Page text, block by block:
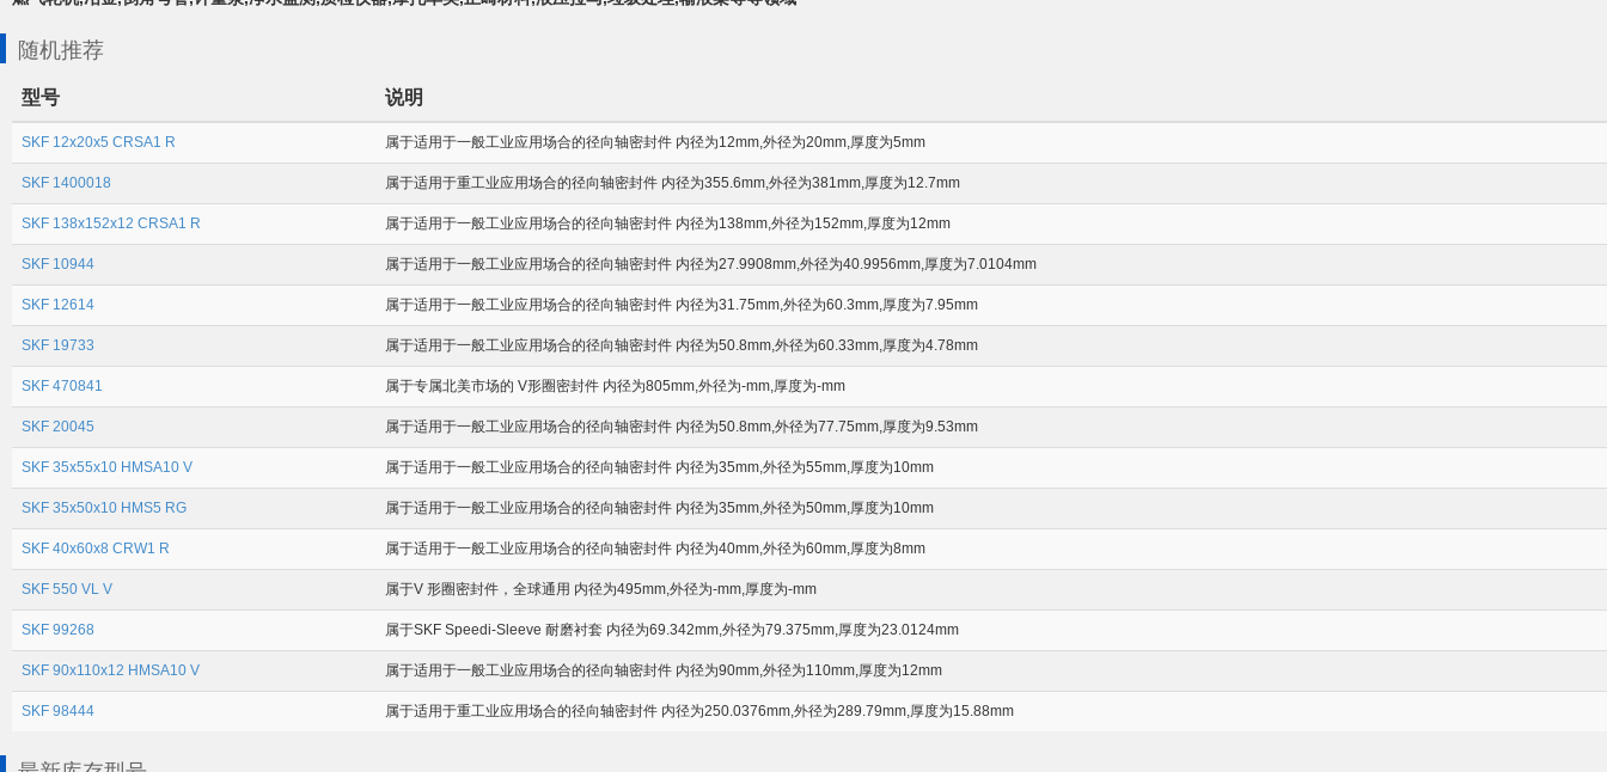
随机推荐
型号 说明
SKF 12x20x5 CRSA1 R 属于适用于一般工业应用场合的径向轴密封件 内径为12mm,外径为20mm,厚度为5mm
SKF 1400018 属于适用于重工业应用场合的径向轴密封件 内径为355.6mm,外径为381mm,厚度为12.7mm
SKF 138x152x12 CRSA1 R 属于适用于一般工业应用场合的径向轴密封件 内径为138mm,外径为152mm,厚度为12mm
SKF 10944 属于适用于一般工业应用场合的径向轴密封件 内径为27.9908mm,外径为40.9956mm,厚度为7.0104mm
SKF 12614 属于适用于一般工业应用场合的径向轴密封件 内径为31.75mm,外径为60.3mm,厚度为7.95mm
SKF 19733 属于适用于一般工业应用场合的径向轴密封件 内径为50.8mm,外径为60.33mm,厚度为4.78mm
SKF 470841 属于专属北美市场的 V形圈密封件 内径为805mm,外径为-mm,厚度为-mm
SKF 20045 属于适用于一般工业应用场合的径向轴密封件 内径为50.8mm,外径为77.75mm,厚度为9.53mm
SKF 35x55x10 HMSA10 V 属于适用于一般工业应用场合的径向轴密封件 内径为35mm,外径为55mm,厚度为10mm
SKF 35x50x10 HMS5 RG 属于适用于一般工业应用场合的径向轴密封件 内径为35mm,外径为50mm,厚度为10mm
SKF 40x60x8 CRW1 R 属于适用于一般工业应用场合的径向轴密封件 内径为40mm,外径为60mm,厚度为8mm
SKF 550 VL V 属于V 形圈密封件，全球通用 内径为495mm,外径为-mm,厚度为-mm
SKF 99268 属于SKF Speedi-Sleeve 耐磨衬套 内径为69.342mm,外径为79.375mm,厚度为23.0124mm
SKF 90x110x12 HMSA10 V 属于适用于一般工业应用场合的径向轴密封件 内径为90mm,外径为110mm,厚度为12mm
SKF 98444 属于适用于重工业应用场合的径向轴密封件 内径为250.0376mm,外径为289.79mm,厚度为15.88mm